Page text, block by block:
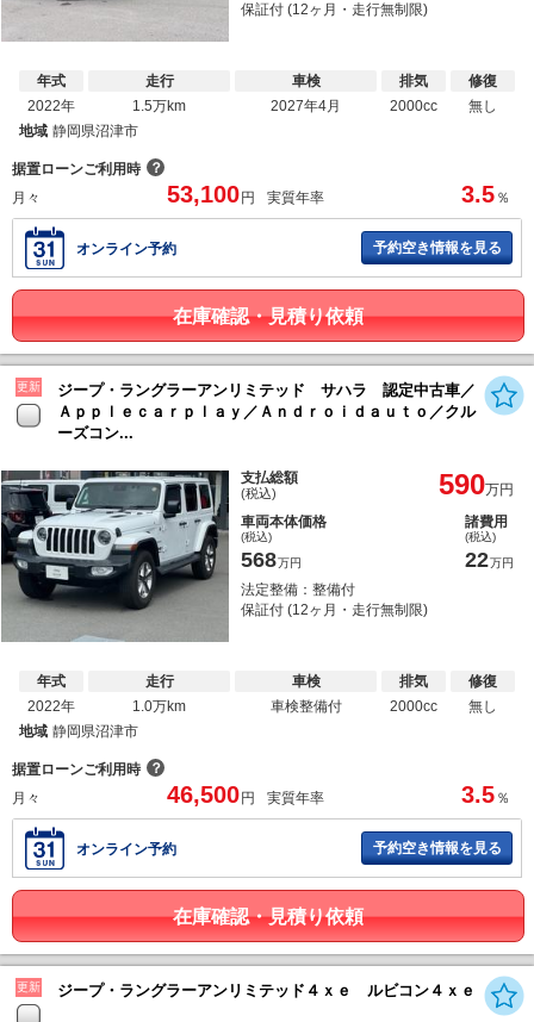
保証付 (12ヶ月・走行無制限)
年式
2022年
走行
1.5万km
車検
2027年4月
排気
2000cc
修復
無し
地域 静岡県沼津市
据置ローンご利用時 ？
月々
53,100 円 実質年率 3.5 ％
オンライン予約 予約空き情報を見る
在庫確認・見積り依頼
更新
ジープ・ラングラーアンリミテッド サハラ 認定中古車／
Ａｐｐｌｅｃａｒｐｌａｙ／Ａｎｄｒｏｉｄａｕｔｏ／クル
ーズコン...
支払総額
(税込) 590万円
車両本体価格
(税込)
568万円
諸費用
(税込)
22万円
法定整備：整備付
保証付 (12ヶ月・走行無制限)
年式
2022年
走行
1.0万km
車検
車検整備付
排気
2000cc
修復
無し
地域 静岡県沼津市
据置ローンご利用時 ？
月々
46,500 円 実質年率 3.5 ％
オンライン予約 予約空き情報を見る
在庫確認・見積り依頼
更新 ジープ・ラングラーアンリミテッド４ｘｅ ルビコン４ｘｅ